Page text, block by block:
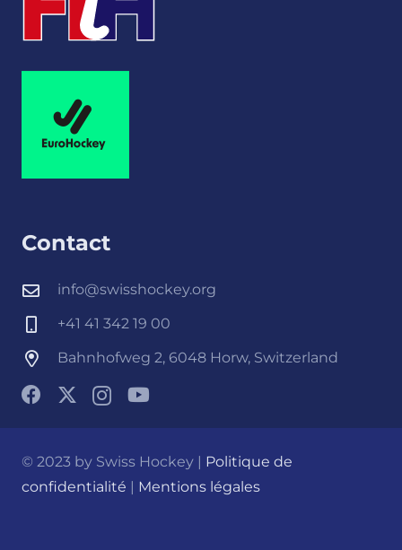
Contact
info@swisshockey.org
+41 41 342 19 00
Bahnhofweg 2, 6048 Horw, Switzerland
© 2023 by Swiss Hockey | Politique de
confidentialité | Mentions légales